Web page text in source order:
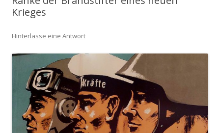
Krieges
Hinterlasse eine Antwort